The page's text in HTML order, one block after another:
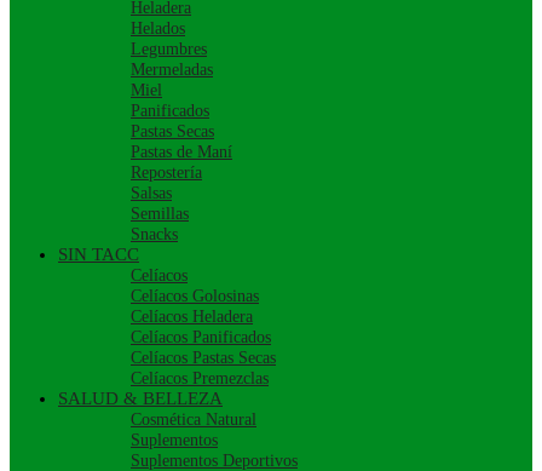
Heladera
Helados
Legumbres
Mermeladas
Miel
Panificados
Pastas Secas
Pastas de Maní
Repostería
Salsas
Semillas
Snacks
SIN TACC
Celíacos
Celíacos Golosinas
Celíacos Heladera
Celíacos Panificados
Celíacos Pastas Secas
Celíacos Premezclas
SALUD & BELLEZA
Cosmética Natural
Suplementos
Suplementos Deportivos